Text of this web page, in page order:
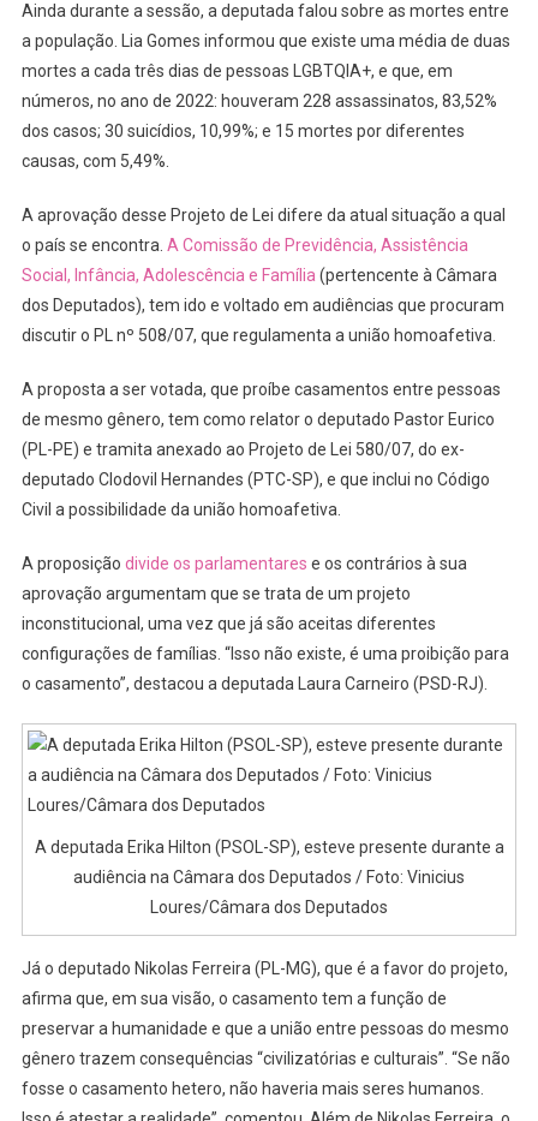
Ainda durante a sessão, a deputada falou sobre as mortes entre
a população. Lia Gomes informou que existe uma média de duas
mortes a cada três dias de pessoas LGBTQIA+, e que, em
números, no ano de 2022: houveram 228 assassinatos, 83,52%
dos casos; 30 suicídios, 10,99%; e 15 mortes por diferentes
causas, com 5,49%.
A aprovação desse Projeto de Lei difere da atual situação a qual
o país se encontra. A Comissão de Previdência, Assistência
Social, Infância, Adolescência e Família (pertencente à Câmara
dos Deputados), tem ido e voltado em audiências que procuram
discutir o PL nº 508/07, que regulamenta a união homoafetiva.
A proposta a ser votada, que proíbe casamentos entre pessoas
de mesmo gênero, tem como relator o deputado Pastor Eurico
(PL-PE) e tramita anexado ao Projeto de Lei 580/07, do ex-
deputado Clodovil Hernandes (PTC-SP), e que inclui no Código
Civil a possibilidade da união homoafetiva.
A proposição divide os parlamentares e os contrários à sua
aprovação argumentam que se trata de um projeto
inconstitucional, uma vez que já são aceitas diferentes
configurações de famílias. “Isso não existe, é uma proibição para
o casamento”, destacou a deputada Laura Carneiro (PSD-RJ).
A deputada Erika Hilton (PSOL-SP), esteve presente durante a
audiência na Câmara dos Deputados / Foto: Vinicius
Loures/Câmara dos Deputados
Já o deputado Nikolas Ferreira (PL-MG), que é a favor do projeto,
afirma que, em sua visão, o casamento tem a função de
preservar a humanidade e que a união entre pessoas do mesmo
gênero trazem consequências “civilizatórias e culturais”. “Se não
fosse o casamento hetero, não haveria mais seres humanos.